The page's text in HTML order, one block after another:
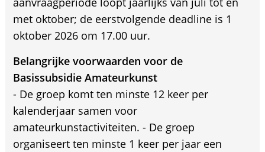
met oktober; de eerstvolgende deadline is 1
oktober 2026 om 17.00 uur.
Belangrijke voorwaarden voor de
Basissubsidie Amateurkunst
- De groep komt ten minste 12 keer per
kalenderjaar samen voor
amateurkunstactiviteiten. - De groep
organiseert ten minste 1 keer per jaar een